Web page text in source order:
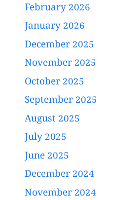
February 2026
January 2026
December 2025
November 2025
October 2025
September 2025
August 2025
July 2025
June 2025
December 2024
November 2024